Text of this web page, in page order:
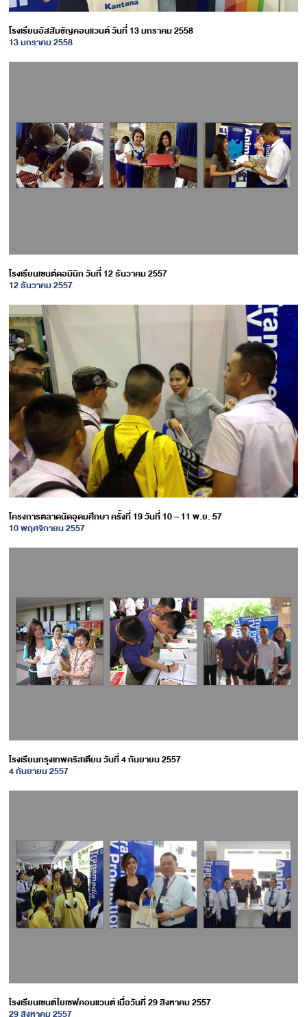
โรงเรียนอัสสัมชัญคอนแวนต์ วันที่ 13 มกราคม 2558
13 มกราคม 2558
โรงเรียนเซนต์ดอมินิก วันที่ 12 ธันวาคม 2557
12 ธันวาคม 2557
โครงการตลาดนัดอุดมศึกษา ครั้งที่ 19 วันที่ 10 – 11 พ.ย. 57
10 พฤศจิกายน 2557
โรงเรียนกรุงเทพคริสเตียน วันที่ 4 กันยายน 2557
4 กันยายน 2557
โรงเรียนเซนต์โยเซฟคอนแวนต์ เมื่อวันที่ 29 สิงหาคม 2557